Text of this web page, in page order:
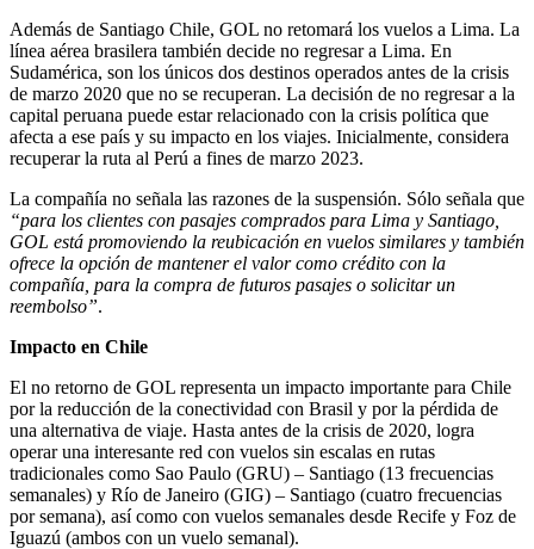
Además de Santiago Chile, GOL no retomará los vuelos a Lima. La
línea aérea brasilera también decide no regresar a Lima. En
Sudamérica, son los únicos dos destinos operados antes de la crisis
de marzo 2020 que no se recuperan. La decisión de no regresar a la
capital peruana puede estar relacionado con la crisis política que
afecta a ese país y su impacto en los viajes. Inicialmente, considera
recuperar la ruta al Perú a fines de marzo 2023.
La compañía no señala las razones de la suspensión. Sólo señala que
“para los clientes con pasajes comprados para Lima y Santiago,
GOL está promoviendo la reubicación en vuelos similares y también
ofrece la opción de mantener el valor como crédito con la
compañía, para la compra de futuros pasajes o solicitar un
reembolso”.
Impacto en Chile
El no retorno de GOL representa un impacto importante para Chile
por la reducción de la conectividad con Brasil y por la pérdida de
una alternativa de viaje. Hasta antes de la crisis de 2020, logra
operar una interesante red con vuelos sin escalas en rutas
tradicionales como Sao Paulo (GRU) – Santiago (13 frecuencias
semanales) y Río de Janeiro (GIG) – Santiago (cuatro frecuencias
por semana), así como con vuelos semanales desde Recife y Foz de
Iguazú (ambos con un vuelo semanal).